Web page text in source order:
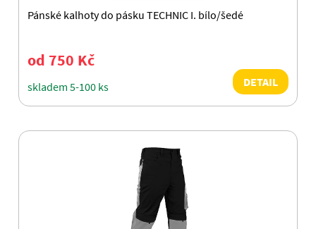
Pánské kalhoty do pásku TECHNIC I. bílo/šedé
od 750 Kč
skladem 5-100 ks DETAIL